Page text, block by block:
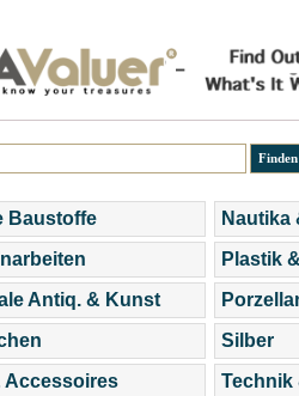
Baustoffe
Antiq. & Kunst
Accessoires
Nautika
Plastik
Silber
Technik